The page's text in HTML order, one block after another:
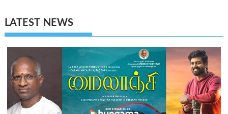
LATEST NEWS